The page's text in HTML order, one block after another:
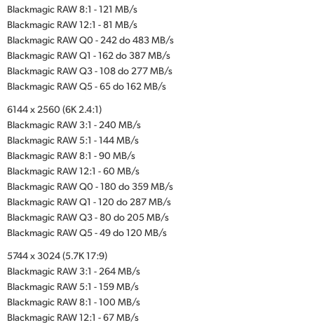
Blackmagic RAW 8:1 - 121 MB/s
Blackmagic RAW 12:1 - 81 MB/s
Blackmagic RAW Q0 - 242 do 483 MB/s
Blackmagic RAW Q1 - 162 do 387 MB/s
Blackmagic RAW Q3 - 108 do 277 MB/s
Blackmagic RAW Q5 - 65 do 162 MB/s
6144 x 2560 (6K 2.4:1)
Blackmagic RAW 3:1 - 240 MB/s
Blackmagic RAW 5:1 - 144 MB/s
Blackmagic RAW 8:1 - 90 MB/s
Blackmagic RAW 12:1 - 60 MB/s
Blackmagic RAW Q0 - 180 do 359 MB/s
Blackmagic RAW Q1 - 120 do 287 MB/s
Blackmagic RAW Q3 - 80 do 205 MB/s
Blackmagic RAW Q5 - 49 do 120 MB/s
5744 x 3024 (5.7K 17:9)
Blackmagic RAW 3:1 - 264 MB/s
Blackmagic RAW 5:1 - 159 MB/s
Blackmagic RAW 8:1 - 100 MB/s
Blackmagic RAW 12:1 - 67 MB/s